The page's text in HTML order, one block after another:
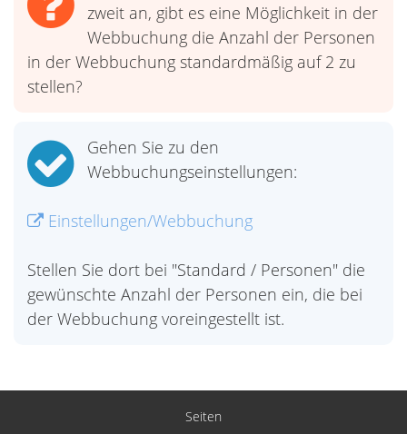
zweit an, gibt es eine Möglichkeit in der
Webbuchung die Anzahl der Personen
in der Webbuchung standardmäßig auf 2 zu
stellen?
Gehen Sie zu den
Webbuchungseinstellungen:
Einstellungen/Webbuchung
Stellen Sie dort bei "Standard / Personen" die
gewünschte Anzahl der Personen ein, die bei
der Webbuchung voreingestellt ist.
Seiten